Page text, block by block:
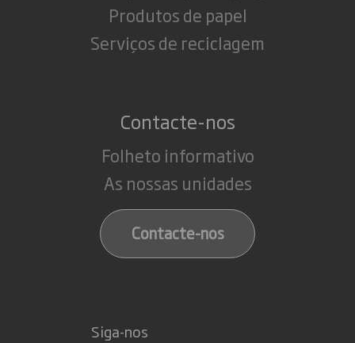
Produtos de papel
Serviços de reciclagem
Contacte-nos
Folheto informativo
As nossas unidades
Contacte-nos
Siga-nos